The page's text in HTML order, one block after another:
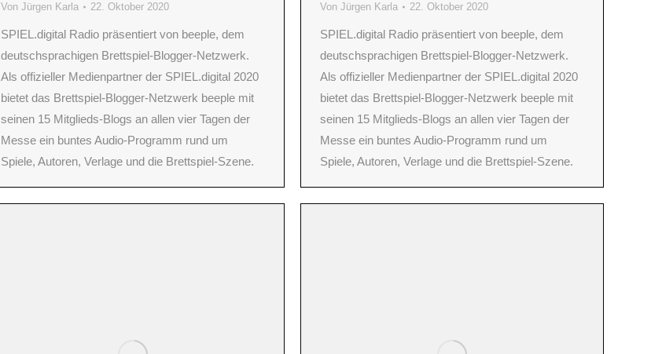
Von Jürgen Karla 22. Oktober 2020
SPIEL.digital Radio präsentiert von beeple, dem
deutschsprachigen Brettspiel-Blogger-Netzwerk.
Als offizieller Medienpartner der SPIEL.digital 2020
bietet das Brettspiel-Blogger-Netzwerk beeple mit
seinen 15 Mitglieds-Blogs an allen vier Tagen der
Messe ein buntes Audio-Programm rund um
Spiele, Autoren, Verlage und die Brettspiel-Szene.
Von Jürgen Karla 22. Oktober 2020
SPIEL.digital Radio präsentiert von beeple, dem
deutschsprachigen Brettspiel-Blogger-Netzwerk.
Als offizieller Medienpartner der SPIEL.digital 2020
bietet das Brettspiel-Blogger-Netzwerk beeple mit
seinen 15 Mitglieds-Blogs an allen vier Tagen der
Messe ein buntes Audio-Programm rund um
Spiele, Autoren, Verlage und die Brettspiel-Szene.